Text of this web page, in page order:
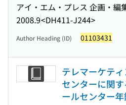
アイ・エム・プレス 企画・編
2008.9<DH411-J244>
Author Heading (ID) 01103431
テレマーケテ
センターに関
ールセンター